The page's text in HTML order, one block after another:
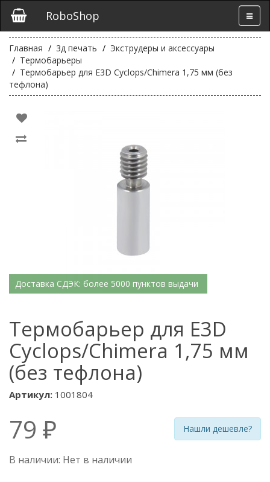
RoboShop
Главная 3д печать
Экструдеры и аксессуары
Термобарьеры
Термобарьер для E3D Cyclops/Chimera 1,75 мм (без
тефлона)
Доставка СДЭК: более 5000 пунктов выдачи
Термобарьер для E3D
Cyclops/Chimera 1,75 мм
(без тефлона)
Артикул: 1001804
79 ₽ Нашли дешевле?
В наличии: Нет в наличии